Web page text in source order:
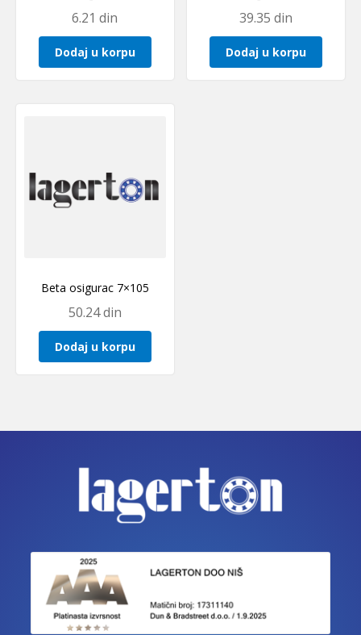
6.21din
Dodaj u korpu
39.35din
Dodaj u korpu
Beta osigurac 7×105
50.24din
Dodaj u korpu